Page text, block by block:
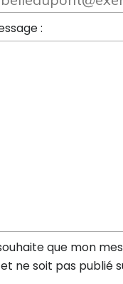
:
que mon
ne soit pas publié